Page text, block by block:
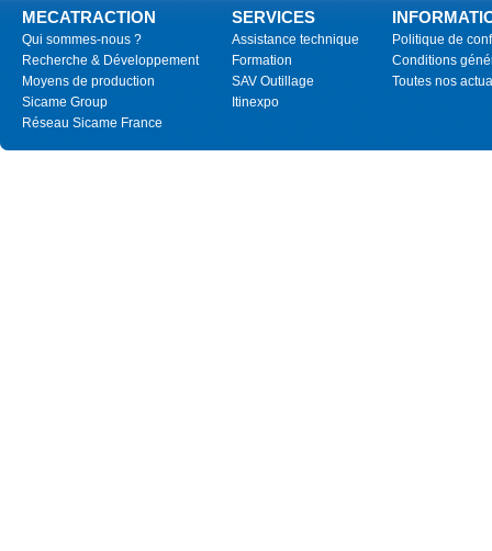
MECATRACTION
Qui sommes-nous ?
Recherche & Développement
Moyens de production
Sicame Group
Réseau Sicame France
SERVICES
Assistance technique
Formation
SAV Outillage
Itinexpo
Politique de
Conditions
Toutes nos